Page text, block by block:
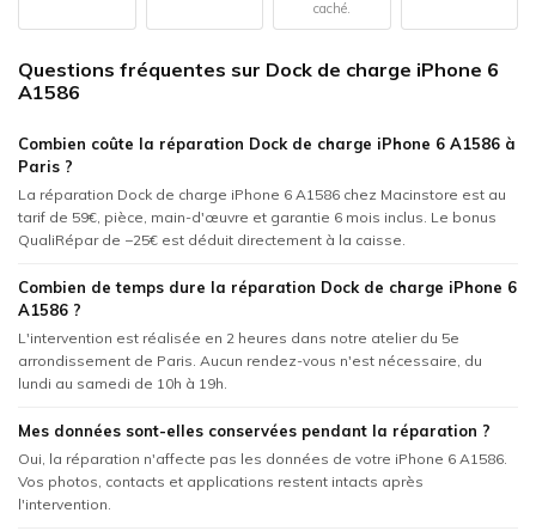
caché.
Questions fréquentes sur Dock de charge iPhone 6
A1586
Combien coûte la réparation Dock de charge iPhone 6 A1586 à
Paris ?
La réparation Dock de charge iPhone 6 A1586 chez Macinstore est au
tarif de 59€, pièce, main-d'œuvre et garantie 6 mois inclus. Le bonus
QualiRépar de −25€ est déduit directement à la caisse.
Combien de temps dure la réparation Dock de charge iPhone 6
A1586 ?
L'intervention est réalisée en 2 heures dans notre atelier du 5e
arrondissement de Paris. Aucun rendez-vous n'est nécessaire, du
lundi au samedi de 10h à 19h.
Mes données sont-elles conservées pendant la réparation ?
Oui, la réparation n'affecte pas les données de votre iPhone 6 A1586.
Vos photos, contacts et applications restent intacts après
l'intervention.